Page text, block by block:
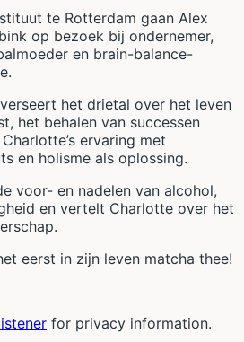
te Rotterdam gaan Alex
op bezoek bij ondernemer,
en brain-balance-
het drietal over het leven
het behalen van successen
ervaring met
en holisme als oplossing.
voor- en nadelen van alcohol,
en vertelt Charlotte over het
eerst in zijn leven matcha thee!
for privacy information.